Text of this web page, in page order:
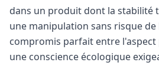
dans un produit dont la stabilité
une manipulation sans risque de
compromis parfait entre
une conscience écologique